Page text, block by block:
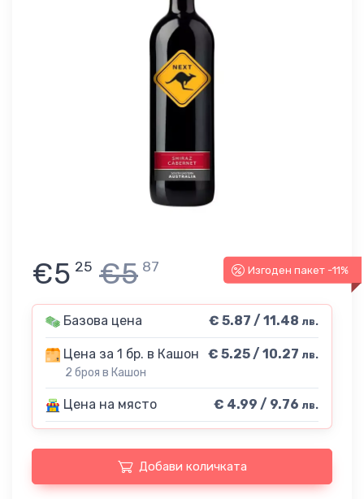
Изгоден пакет -11%
€5 25 €5 87
Базова цена € 5.87 / 11.48 лв.
Цена за 1 бр. в Кашон
2 броя в Кашон
€ 5.25 / 10.27 лв.
Цена на място € 4.99 / 9.76 лв.
Добави количката